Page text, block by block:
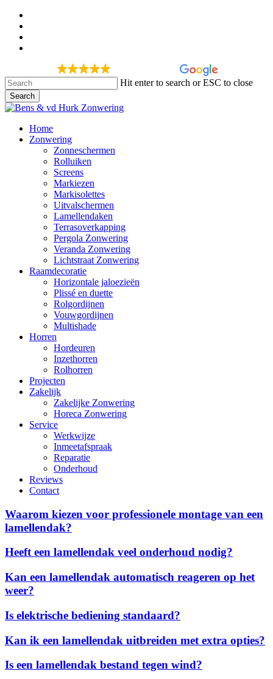
Skip
main
content
Hit enter to search or ESC to close
Search
Close
Menu
Home
Zonwering
Zonneschermen
Rolluiken
Screens
Markiezen
Markisolettes
Uitvalschermen
Lamellendaken
Terrasoverkapping
Pergola Zonwering
Veranda Zonwering
Lichtstraat Zonwering
Raamdecoratie
Horizontale jaloezieën
Plissé en duette
Rolgordijnen
Vouwgordijnen
Multishade
Horren
Hordeuren
Inzethorren
Rolhorren
Projecten
Zakelijk
Zakelijke Zonwering
Horeca Zonwering
Service
Werkwijze
Inmeetafspraak
Reparatie
Onderhoud
Reviews
Contact
Waarom
kiezen
voor
montage
een
lamellendak?
Waarom kiezen voor professionele montage van een
lamellendak?
Heeft
lamellendak
veel
onderhoud
Heeft een lamellendak veel onderhoud nodig?
Kan
lamellendak
reageren
het
Kan een lamellendak automatisch reageren op het
weer?
Is
bediening
standaard?
Is elektrische bediening standaard?
Kan
een
lamellendak
Kan ik een lamellendak uitbreiden met extra opties?
Is
Is een lamellendak bestand tegen wind?